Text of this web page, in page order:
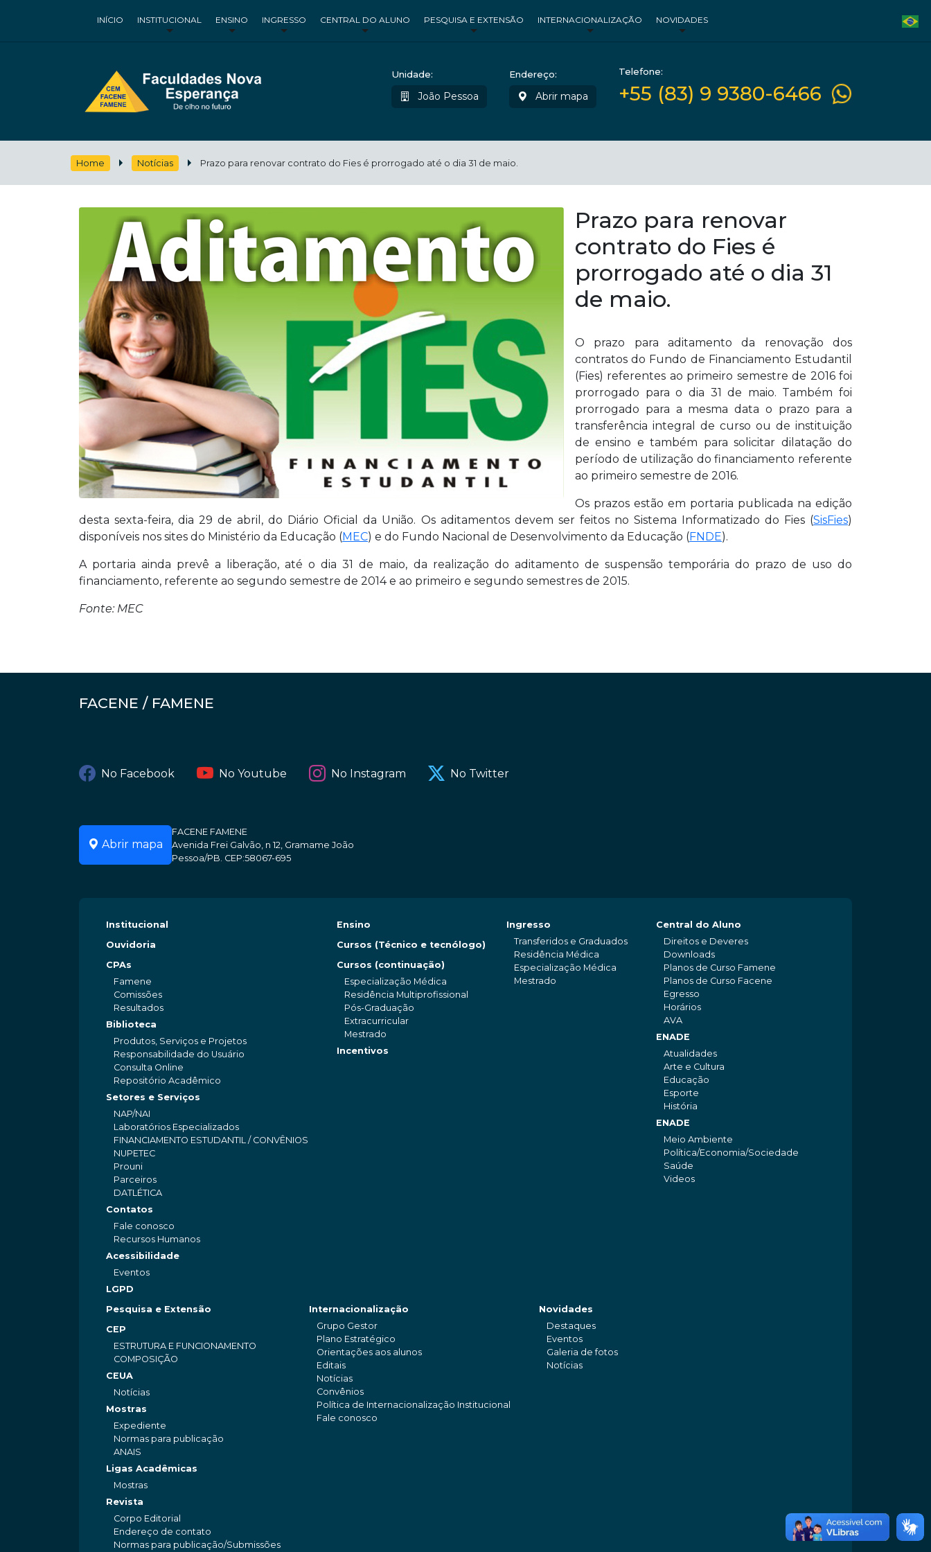
INÍCIO INSTITUCIONAL ENSINO INGRESSO CENTRAL DO ALUNO PESQUISA E EXTENSÃO INTERNACIONALIZAÇÃO NOVIDADES
Unidade:
João Pessoa
Endereço:
Abrir mapa
Telefone:
+55 (83) 9 9380-6466
Home Notícias Prazo para renovar contrato do Fies é prorrogado até o dia 31 de maio.
Prazo para renovar
contrato do Fies é
prorrogado até o dia 31
de maio.
O prazo para aditamento da renovação dos
contratos do Fundo de Financiamento Estudantil
(Fies) referentes ao primeiro semestre de 2016 foi
prorrogado para o dia 31 de maio. Também foi
prorrogado para a mesma data o prazo para a
transferência integral de curso ou de instituição
de ensino e também para solicitar dilatação do
período de utilização do financiamento referente
ao primeiro semestre de 2016.
Os prazos estão em portaria publicada na edição
desta sexta-feira, dia 29 de abril, do Diário Oficial da União. Os aditamentos devem ser feitos no Sistema Informatizado do Fies (SisFies)
disponíveis nos sites do Ministério da Educação (MEC) e do Fundo Nacional de Desenvolvimento da Educação (FNDE).
A portaria ainda prevê a liberação, até o dia 31 de maio, da realização do aditamento de suspensão temporária do prazo de uso do
financiamento, referente ao segundo semestre de 2014 e ao primeiro e segundo semestres de 2015.
Fonte: MEC
FACENE / FAMENE
No Facebook No Youtube No Instagram No Twitter
Abrir mapa
FACENE FAMENE
Avenida Frei Galvão, n 12, Gramame João
Pessoa/PB. CEP:58067-695
Institucional
Ouvidoria
CPAs
Famene
Comissões
Resultados
Biblioteca
Produtos, Serviços e Projetos
Responsabilidade do Usuário
Consulta Online
Repositório Acadêmico
Setores e Serviços
NAP/NAI
Laboratórios Especializados
FINANCIAMENTO ESTUDANTIL / CONVÊNIOS
NUPETEC
Prouni
Parceiros
DATLÉTICA
Contatos
Fale conosco
Recursos Humanos
Acessibilidade
Eventos
LGPD
Ensino
Cursos (Técnico e tecnólogo)
Cursos (continuação)
Especialização Médica
Residência Multiprofissional
Pós-Graduação
Extracurricular
Mestrado
Incentivos
Ingresso
Transferidos e Graduados
Residência Médica
Especialização Médica
Mestrado
Central do Aluno
Direitos e Deveres
Downloads
Planos de Curso Famene
Planos de Curso Facene
Egresso
Horários
AVA
ENADE
Atualidades
Arte e Cultura
Educação
Esporte
História
ENADE
Meio Ambiente
Política/Economia/Sociedade
Saúde
Videos
Pesquisa e Extensão
CEP
ESTRUTURA E FUNCIONAMENTO
COMPOSIÇÃO
CEUA
Notícias
Mostras
Expediente
Normas para publicação
ANAIS
Ligas Acadêmicas
Mostras
Revista
Corpo Editorial
Endereço de contato
Normas para publicação/Submissões
Internacionalização
Grupo Gestor
Plano Estratégico
Orientações aos alunos
Editais
Notícias
Convênios
Política de Internacionalização Institucional
Fale conosco
Novidades
Destaques
Eventos
Galeria de fotos
Notícias